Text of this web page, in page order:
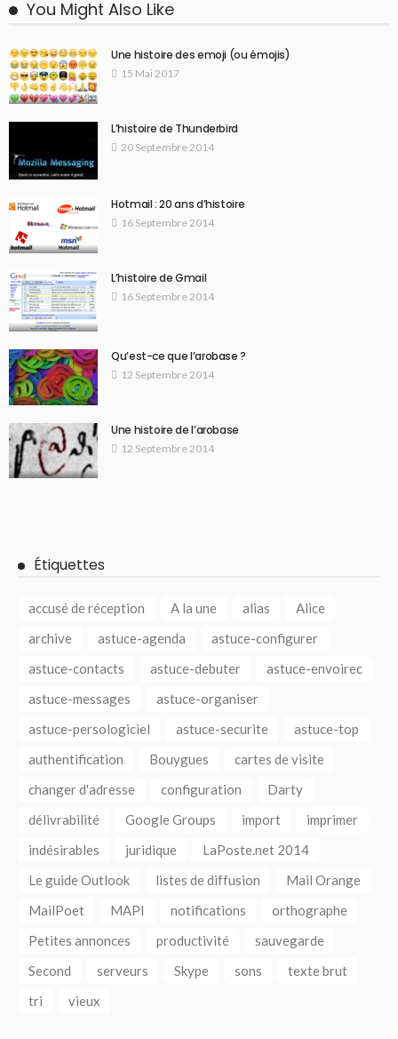
You Might Also Like
Une histoire des emoji (ou émojis)
15 Mai 2017
L’histoire de Thunderbird
20 Septembre 2014
Hotmail : 20 ans d’histoire
16 Septembre 2014
L’histoire de Gmail
16 Septembre 2014
Qu’est-ce que l’arobase ?
12 Septembre 2014
Une histoire de l’arobase
12 Septembre 2014
Étiquettes
accusé de réception A la une alias
Alice
archive
astuce-agenda
astuce-configurer
astuce-contacts
astuce-debuter
astuce-envoirec
astuce-messages
astuce-organiser
astuce-persologiciel
astuce-securite
astuce-top
authentification
Bouygues
cartes de visite
changer d'adresse
configuration
Darty
délivrabilité
Google Groups import
imprimer
indésirables
juridique
LaPoste.net 2014
Le guide Outlook
listes de diffusion
Mail Orange
MailPoet
MAPI notifications
orthographe
Petites annonces
productivité
sauvegarde
Second
serveurs Skype sons
texte brut
tri
vieux